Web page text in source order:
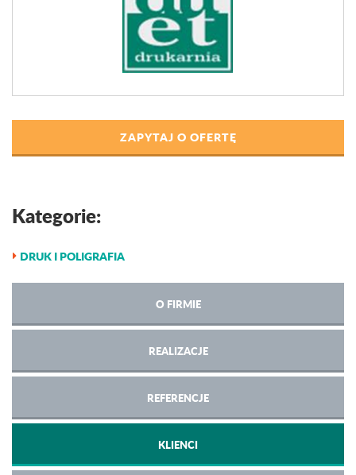
ZAPYTAJ O OFERTĘ
Kategorie:
DRUK I POLIGRAFIA
O FIRMIE
REALIZACJE
REFERENCJE
KLIENCI